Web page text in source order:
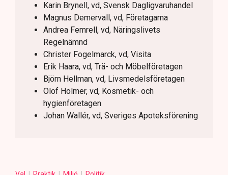
Karin Brynell, vd, Svensk Dagligvaruhandel
Magnus Demervall, vd, Företagarna
Andrea Femrell, vd, Näringslivets
Regelnämnd
Christer Fogelmarck, vd, Visita
Erik Haara, vd, Trä- och Möbelföretagen
Björn Hellman, vd, Livsmedelsföretagen
Olof Holmer, vd, Kosmetik- och
hygienföretagen
Johan Wallér, vd, Sveriges Apoteksförening